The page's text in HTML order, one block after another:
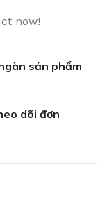
now!
sản phẩm
dõi đơn